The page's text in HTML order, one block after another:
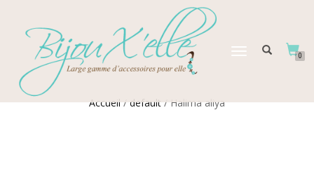
DÉPLIER
0
Accueil/default/ Halima aliya